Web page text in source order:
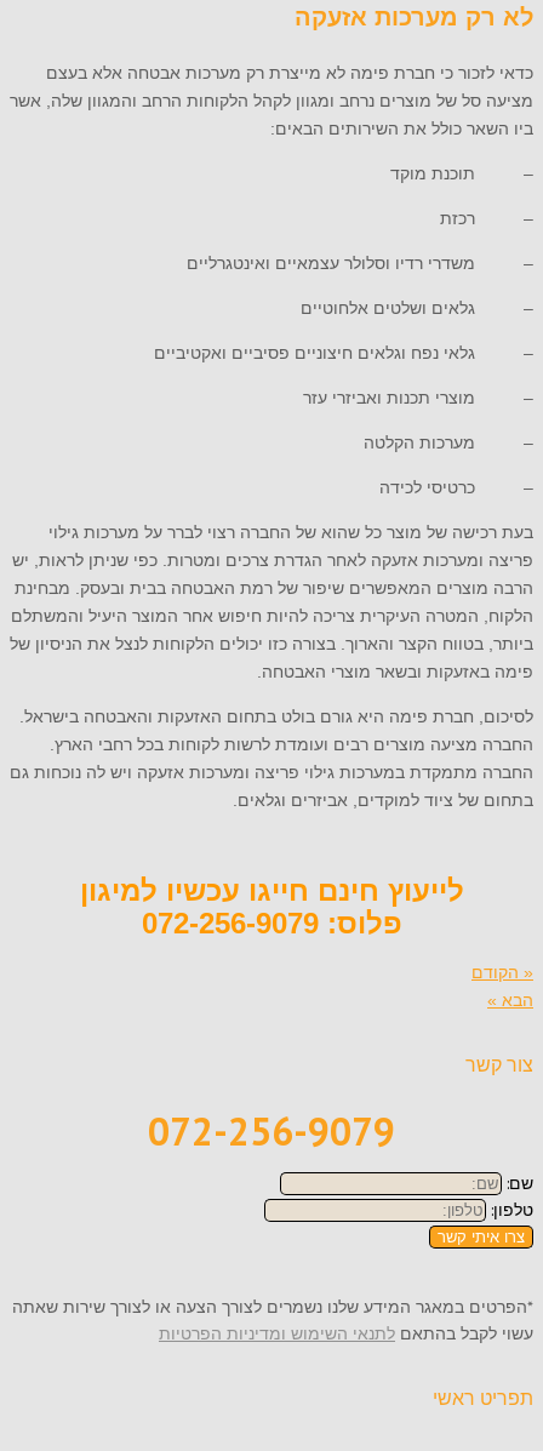
לא רק מערכות אזעקה
כדאי לזכור כי חברת פימה לא מייצרת רק מערכות אבטחה אלא בעצם
מציעה סל של מוצרים נרחב ומגוון לקהל הלקוחות הרחב והמגוון שלה, אשר
ביו השאר כולל את השירותים הבאים:
– תוכנת מוקד
– רכזת
– משדרי רדיו וסלולר עצמאיים ואינטגרליים
– גלאים ושלטים אלחוטיים
– גלאי נפח וגלאים חיצוניים פסיביים ואקטיביים
– מוצרי תכנות ואביזרי עזר
– מערכות הקלטה
– כרטיסי לכידה
בעת רכישה של מוצר כל שהוא של החברה רצוי לברר על מערכות גילוי
פריצה ומערכות אזעקה לאחר הגדרת צרכים ומטרות. כפי שניתן לראות, יש
הרבה מוצרים המאפשרים שיפור של רמת האבטחה בבית ובעסק. מבחינת
הלקוח, המטרה העיקרית צריכה להיות חיפוש אחר המוצר היעיל והמשתלם
ביותר, בטווח הקצר והארוך. בצורה כזו יכולים הלקוחות לנצל את הניסיון של
פימה באזעקות ובשאר מוצרי האבטחה.
לסיכום, חברת פימה היא גורם בולט בתחום האזעקות והאבטחה בישראל.
החברה מציעה מוצרים רבים ועומדת לרשות לקוחות בכל רחבי הארץ.
החברה מתמקדת במערכות גילוי פריצה ומערכות אזעקה ויש לה נוכחות גם
בתחום של ציוד למוקדים, אביזרים וגלאים.
לייעוץ חינם חייגו עכשיו למיגון
פלוס: 072-256-9079
« הקודם
הבא »
צור קשר
072-256-9079
שם:
טלפון:
צרו איתי קשר
*הפרטים במאגר המידע שלנו נשמרים לצורך הצעה או לצורך שירות שאתה
עשוי לקבל בהתאם לתנאי השימוש ומדיניות הפרטיות
תפריט ראשי